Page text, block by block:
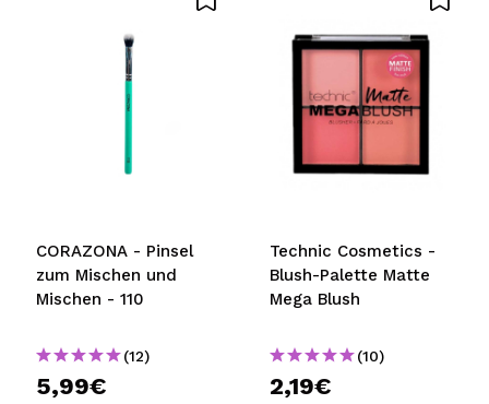
CORAZONA - Pinsel
zum Mischen und
Mischen - 110
(12)
5,99€
Technic Cosmetics -
Blush-Palette Matte
Mega Blush
(10)
2,19€